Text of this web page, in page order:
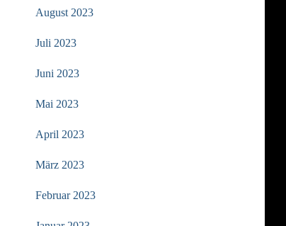
August 2023
Juli 2023
Juni 2023
Mai 2023
April 2023
März 2023
Februar 2023